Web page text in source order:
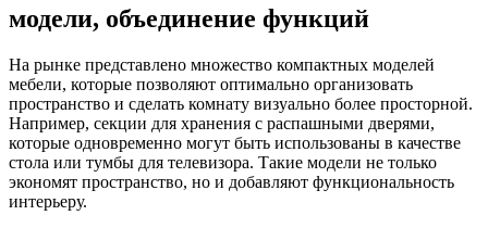
модели, объединение функций
На рынке представлено множество компактных моделей
мебели, которые позволяют оптимально организовать
пространство и сделать комнату визуально более просторной.
Например, секции для хранения с распашными дверями,
которые одновременно могут быть использованы в качестве
стола или тумбы для телевизора. Такие модели не только
экономят пространство, но и добавляют функциональность
интерьеру.